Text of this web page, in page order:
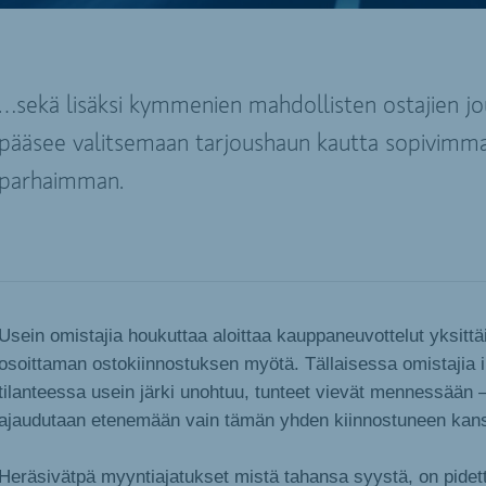
lisäksi kymmenien mahdollisten ostajien
valitsemaan tarjoushaun kautta
omistajia houkuttaa aloittaa kauppaneuvottelut
ostokiinnostuksen myötä. Tällaisessa omistajia
usein järki unohtuu, tunteet vievät mennessään
etenemään vain tämän yhden kiinnostuneen
myyntiajatukset mistä tahansa syystä, on